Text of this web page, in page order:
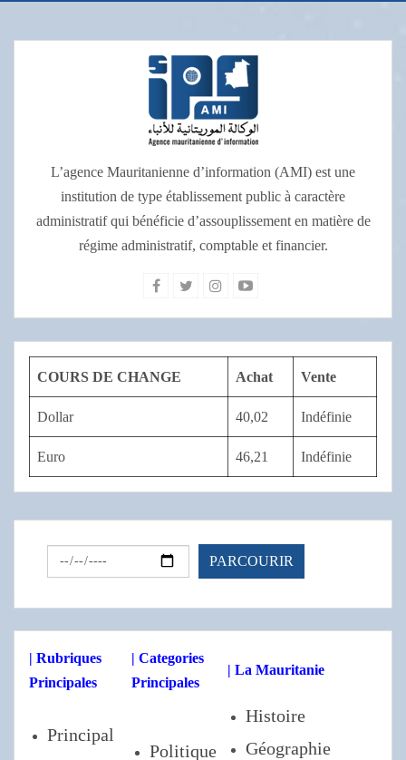
L’agence Mauritanienne d’information (AMI) est une
institution de type établissement public à caractère
administratif qui bénéficie d’assouplissement en matière de
régime administratif, comptable et financier.
COURS DE CHANGE Achat Vente
Dollar 40,02 Indéfinie
Euro 46,21 Indéfinie
| Rubriques
Principales
| Categories
Principales
| La Mauritanie
Principal
Politique
Histoire
Géographie